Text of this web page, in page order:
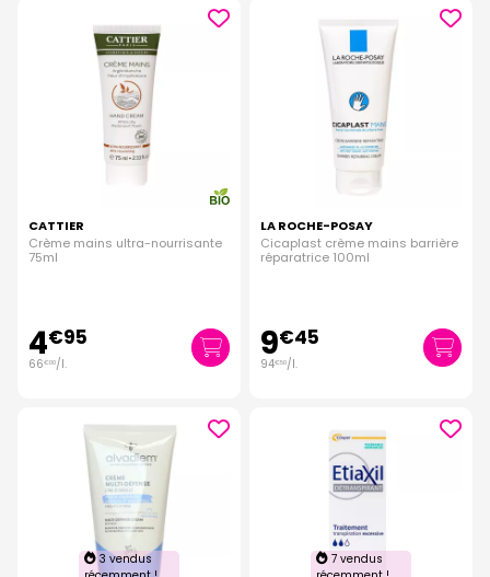
CATTIER
Crème mains ultra-nourrisante
75ml
4€95
66€00/l.
LA ROCHE-POSAY
Cicaplast crème mains barrière
réparatrice 100ml
9€45
94€50/l.
3 vendus
7 vendus